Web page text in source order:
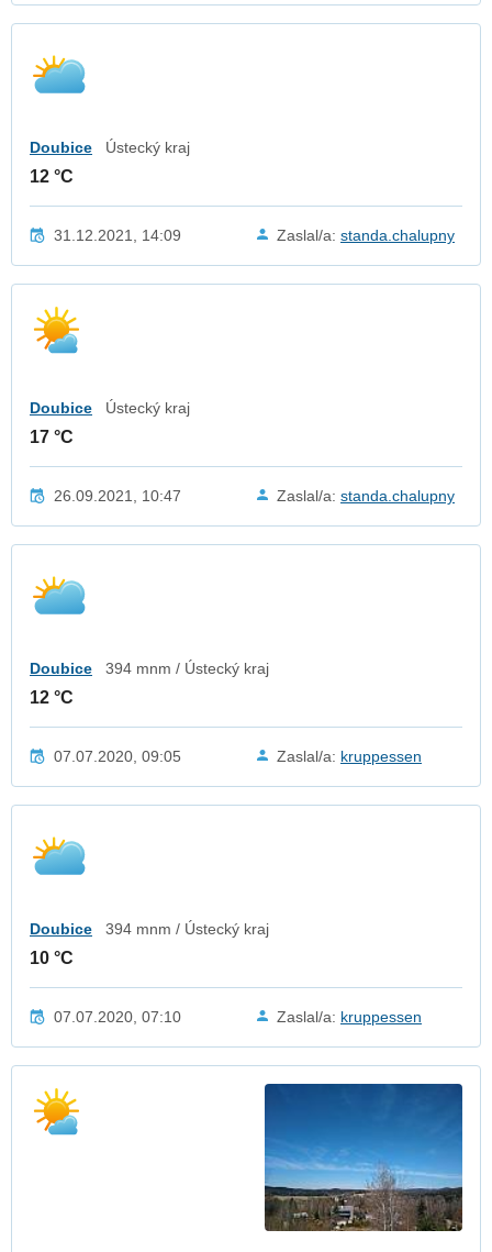
Doubice Ústecký kraj
12 °C
31.12.2021, 14:09 Zaslal/a: standa.chalupny
Doubice Ústecký kraj
17 °C
26.09.2021, 10:47 Zaslal/a: standa.chalupny
Doubice 394 mnm / Ústecký kraj
12 °C
07.07.2020, 09:05 Zaslal/a: kruppessen
Doubice 394 mnm / Ústecký kraj
10 °C
07.07.2020, 07:10 Zaslal/a: kruppessen